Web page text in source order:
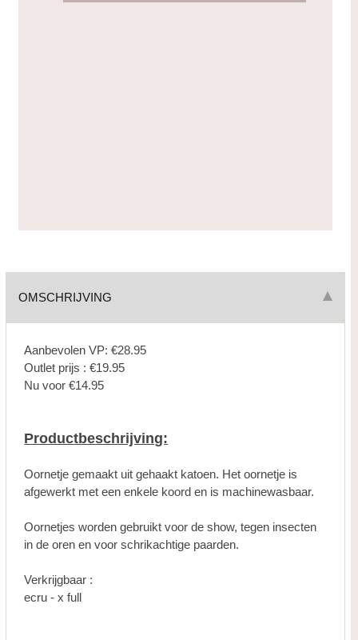
OMSCHRIJVING
Aanbevolen VP: €28.95
Outlet prijs : €19.95
Nu voor €14.95
Productbeschrijving:
Oornetje gemaakt uit gehaakt katoen. Het oornetje is
afgewerkt met een enkele koord en is machinewasbaar.
Oornetjes worden gebruikt voor de show, tegen insecten
in de oren en voor schrikachtige paarden.
Verkrijgbaar :
ecru - x full